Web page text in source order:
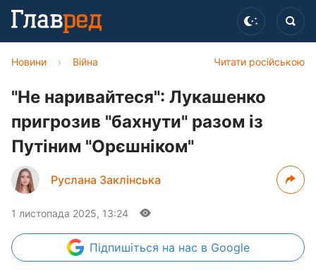
Читати російською
Новини › Війна
"Не наривайтеся": Лукашенко
пригрозив "бахнути" разом із
Путіним "Орєшніком"
Руслана Заклінська
1 листопада 2025, 13:24
Підпишіться на нас в Google